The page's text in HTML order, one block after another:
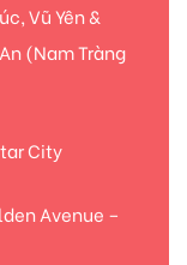
Vũ Yên &
(Nam Tràng
City
Avenue –